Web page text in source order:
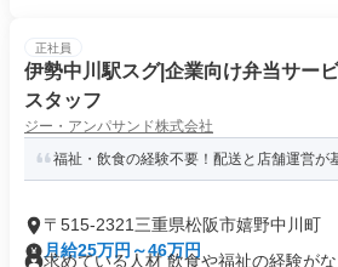
正社員
伊勢中川駅スグ|企業向け弁当サー
スタッフ
ジー・アンパサンド株式会社
福祉・飲食の経験不要！配送と店舗運営が
〒515-2321三重県松阪市嬉野中川町
月給25万円～46万円
求めている人材 飲食や福祉の経験が